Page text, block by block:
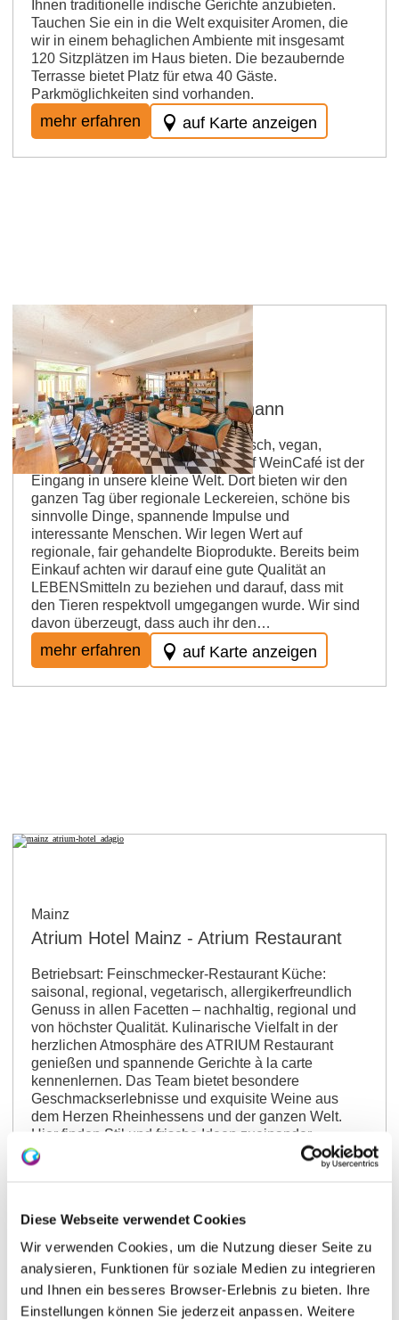
Diese Webseite verwendet Cookies
Wir verwenden Cookies, um die Nutzung dieser Seite zu
analysieren, Funktionen für soziale Medien zu integrieren
und Ihnen ein besseres Browser-Erlebnis zu bieten. Ihre
Einstellungen können Sie jederzeit anpassen. Weitere
Ihnen traditionelle indische Gerichte anzubieten.
Tauchen Sie ein in die Welt exquisiter Aromen, die
wir in einem behaglichen Ambiente mit insgesamt
120 Sitzplätzen im Haus bieten. Die bezaubernde
Terrasse bietet Platz für etwa 40 Gäste.
Parkmöglichkeiten sind vorhanden.
mehr erfahren auf Karte anzeigen
St. Johann
Adlerhof WeinCafé in St.Johann
Küche: saisonal, regional, vegetarisch, vegan,
Alergiker freundlich, Unser Adlerhof WeinCafé ist der
Eingang in unsere kleine Welt. Dort bieten wir den
ganzen Tag über regionale Leckereien, schöne bis
sinnvolle Dinge, spannende Impulse und
interessante Menschen. Wir legen Wert auf
regionale, fair gehandelte Bioprodukte. Bereits beim
Einkauf achten wir darauf eine gute Qualität an
LEBENSmitteln zu beziehen und darauf, dass mit
den Tieren respektvoll umgegangen wurde. Wir sind
davon überzeugt, dass auch ihr den…
mehr erfahren auf Karte anzeigen
Mainz
Atrium Hotel Mainz - Atrium Restaurant
Betriebsart: Feinschmecker-Restaurant Küche:
saisonal, regional, vegetarisch, allergikerfreundlich
Genuss in allen Facetten – nachhaltig, regional und
von höchster Qualität. Kulinarische Vielfalt in der
herzlichen Atmosphäre des ATRIUM Restaurant
genießen und spannende Gerichte à la carte
kennenlernen. Das Team bietet besondere
Geschmackserlebnisse und exquisite Weine aus
dem Herzen Rheinhessens und der ganzen Welt.
Hier finden Stil und frische Ideen zueinander.
Hauptgerichte: 16,00 - 42,00 Euro…